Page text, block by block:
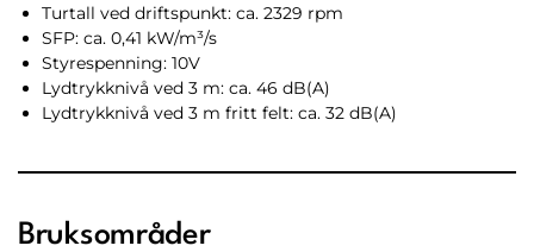
Turtall ved driftspunkt: ca. 2329 rpm
SFP: ca. 0,41 kW/m³/s
Styrespenning: 10V
Lydtrykknivå ved 3 m: ca. 46 dB(A)
Lydtrykknivå ved 3 m fritt felt: ca. 32 dB(A)
Bruksområder